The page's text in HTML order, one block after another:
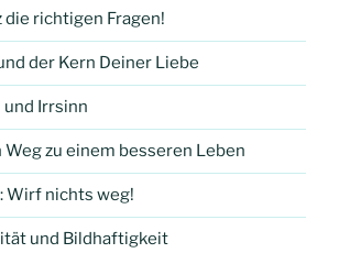
die richtigen Fragen!
der Kern Deiner Liebe
und Irrsinn
Weg zu einem besseren Leben
Wirf nichts weg!
und Bildhaftigkeit